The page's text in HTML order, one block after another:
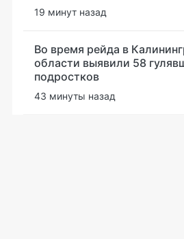
19 минут назад
Во время рейда в
области выявили 58
подростков
43 минуты назад